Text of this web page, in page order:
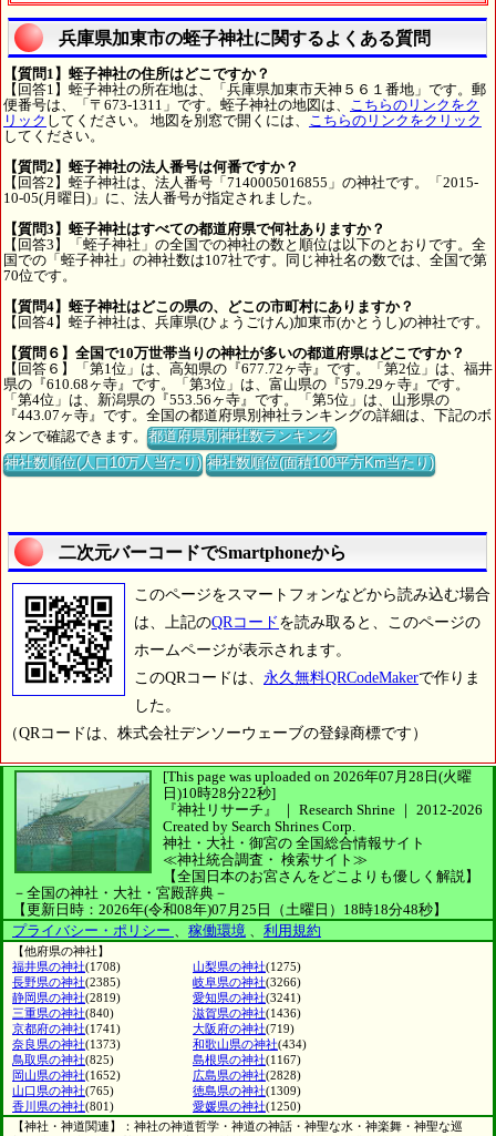
兵庫県加東市の蛭子神社に関するよくある質問
【質問1】蛭子神社の住所はどこですか？
【回答1】蛭子神社の所在地は、「兵庫県加東市天神５６１番地」です。郵
便番号は、「〒673-1311」です。蛭子神社の地図は、 こちらのリンクをク
リック してください。 地図を別窓で開くには、 こちらのリンクをクリック
してください。
【質問2】蛭子神社の法人番号は何番ですか？
【回答2】蛭子神社は、法人番号「7140005016855」の神社です。「2015-
10-05(月曜日)」に、法人番号が指定されました。
【質問3】蛭子神社はすべての都道府県で何社ありますか？
【回答3】「蛭子神社」の全国での神社の数と順位は以下のとおりです。全
国での「蛭子神社」の神社数は107社です。同じ神社名の数では、全国で第
70位です。
【質問4】蛭子神社はどこの県の、どこの市町村にありますか？
【回答4】蛭子神社は、兵庫県(ひょうごけん)加東市(かとうし)の神社です。
【質問６】全国で10万世帯当りの神社が多いの都道府県はどこですか？
【回答６】「第1位」は、高知県の『677.72ヶ寺』です。「第2位」は、福井
県の『610.68ヶ寺』です。「第3位」は、富山県の『579.29ヶ寺』です。
「第4位」は、新潟県の『553.56ヶ寺』です。「第5位」は、山形県の
『443.07ヶ寺』です。全国の都道府県別神社ランキングの詳細は、下記のボ
タンで確認できます。都道府県別神社数ランキング
神社数順位(人口10万人当たり) 神社数順位(面積100平方Km当たり)
二次元バーコードでSmartphoneから
このページをスマートフォンなどから読み込む場合
は、上記のQRコード を読み取ると、このページの
ホームページが表示されます。
このQRコードは、 永久無料QRCodeMakerで作りま
した。
（QRコードは、株式会社デンソーウェーブの登録商標です）
[This page was uploaded on 2026年07月28日(火曜
日)10時28分22秒]
『神社リサーチ』 ｜ Research Shrine ｜ 2012-2026
Created by Search Shrines Corp.
神社・大社・御宮の 全国総合情報サイト
≪神社統合調査・ 検索サイト≫
【全国日本のお宮さんをどこよりも優しく解説】
－全国の神社・大社・宮殿辞典－
【更新日時：2026年(令和08年)07月25日（土曜日）18時18分48秒】
プライバシー・ポリシー 、 稼働環境 、 利用規約
【他府県の神社】
福井県の神社(1708) 山梨県の神社(1275)
長野県の神社(2385) 岐阜県の神社(3266)
静岡県の神社(2819) 愛知県の神社(3241)
三重県の神社(840) 滋賀県の神社(1436)
京都府の神社(1741) 大阪府の神社(719)
奈良県の神社(1373) 和歌山県の神社(434)
鳥取県の神社(825) 島根県の神社(1167)
岡山県の神社(1652) 広島県の神社(2828)
山口県の神社(765) 徳島県の神社(1309)
香川県の神社(801) 愛媛県の神社(1250)
【神社・神道関連】：神社の神道哲学・神道の神話・神聖な水・神楽舞・神聖な巡